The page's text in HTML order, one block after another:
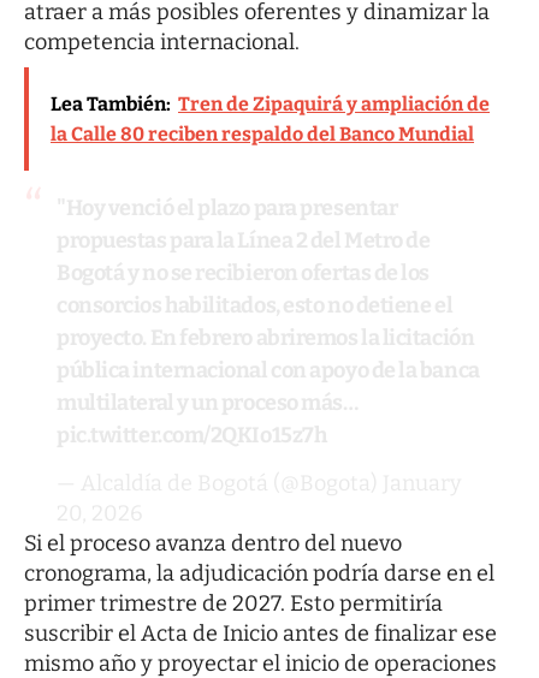
atraer a más posibles oferentes y dinamizar la
competencia internacional.
Lea También: Tren de Zipaquirá y ampliación de
la Calle 80 reciben respaldo del Banco Mundial
Si el proceso avanza dentro del nuevo
cronograma, la adjudicación podría darse en el
primer trimestre de 2027. Esto permitiría
suscribir el Acta de Inicio antes de finalizar ese
mismo año y proyectar el inicio de operaciones